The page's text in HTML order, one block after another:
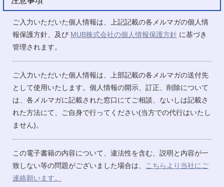
ご入力いただいた個人情報は、上記記載の各メルマガの個人情
報保護方針、及び MUB株式会社の個人情報保護方針 に基づき
管理されます。
ご入力いただいた個人情報は、上部記載の各メルマガの送付先
として使用いたします。個人情報の開示、訂正、削除について
は、各メルマガに記載された窓口にてご相談、ないしは記載さ
れた方法にて、ご自身で行ってください(当方での代行はいたし
ません)。
この電子書籍の内容について、違法性を含む、説明と内容が一
致しない等の問題がございました場合は、
こちらより当社にご
連絡願います。